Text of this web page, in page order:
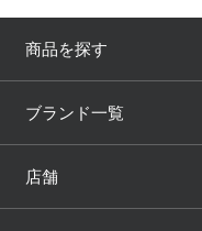
商品を探す
アイテム
トピックス
ブランド一覧
WACOAL
店舗